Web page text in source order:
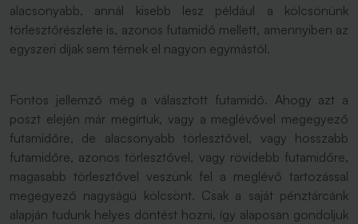
alacsonyabb, annál kisebb lesz például a kölcsönünk
törlesztőrészlete is, azonos futamidő mellett, amennyiben az
egyszeri díjak sem térnek el nagyon egymástól.
Fontos jellemző még a választott futamidő. Ahogy azt a
poszt elején már megírtuk, vagy a meglévővel megegyező
futamidőre, de alacsonyabb törlesztővel, vagy hosszabb
futamidőre, azonos törlesztővel, vagy rövidebb futamidőre,
magasabb törlesztővel veszünk fel a meglévő tartozással
megegyező nagyságú kölcsönt. Csak a saját pénztárcánk
alapján tudunk helyes döntést hozni, így alaposan gondoljuk